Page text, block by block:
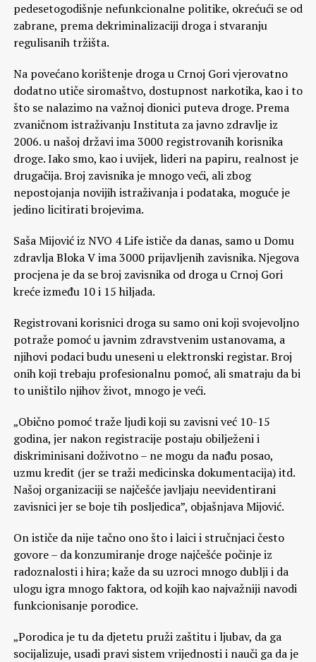
pedesetogodišnje nefunkcionalne politike, okrećući se od
zabrane, prema dekriminalizaciji droga i stvaranju
regulisanih tržišta.
Na povećano korištenje droga u Crnoj Gori vjerovatno
dodatno utiče siromaštvo, dostupnost narkotika, kao i to
što se nalazimo na važnoj dionici puteva droge. Prema
zvaničnom istraživanju Instituta za javno zdravlje iz
2006. u našoj državi ima 3000 registrovanih korisnika
droge. Iako smo, kao i uvijek, lideri na papiru, realnost je
drugačija. Broj zavisnika je mnogo veći, ali zbog
nepostojanja novijih istraživanja i podataka, moguće je
jedino licitirati brojevima.
Saša Mijović iz NVO 4 Life ističe da danas, samo u Domu
zdravlja Bloka V ima 3000 prijavljenih zavisnika. Njegova
procjena je da se broj zavisnika od droga u Crnoj Gori
kreće između 10 i 15 hiljada.
Registrovani korisnici droga su samo oni koji svojevoljno
potraže pomoć u javnim zdravstvenim ustanovama, a
njihovi podaci budu uneseni u elektronski registar. Broj
onih koji trebaju profesionalnu pomoć, ali smatraju da bi
to uništilo njihov život, mnogo je veći.
„Obično pomoć traže ljudi koji su zavisni već 10-15
godina, jer nakon registracije postaju obilježeni i
diskriminisani doživotno – ne mogu da nađu posao,
uzmu kredit (jer se traži medicinska dokumentacija) itd.
Našoj organizaciji se najčešće javljaju neevidentirani
zavisnici jer se boje tih posljedica”, objašnjava Mijović.
On ističe da nije tačno ono što i laici i stručnjaci često
govore – da konzumiranje droge najčešće počinje iz
radoznalosti i hira; kaže da su uzroci mnogo dublji i da
ulogu igra mnogo faktora, od kojih kao najvažniji navodi
funkcionisanje porodice.
„Porodica je tu da djetetu pruži zaštitu i ljubav, da ga
socijalizuje, usadi pravi sistem vrijednosti i nauči ga da je